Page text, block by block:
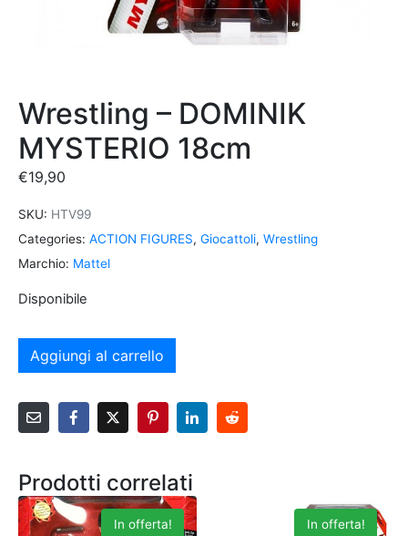
Wrestling – DOMINIK
MYSTERIO 18cm
€19,90
SKU: HTV99
Categories: ACTION FIGURES, Giocattoli, Wrestling
Marchio: Mattel
Disponibile
Aggiungi al carrello
Prodotti correlati
In offerta! In offerta!